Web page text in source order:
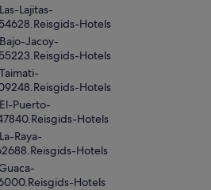
Lajitas-
Hotels
Jacoy-
Hotels
Hotels
Puerto-
Hotels
Raya-
Hotels
Hotels